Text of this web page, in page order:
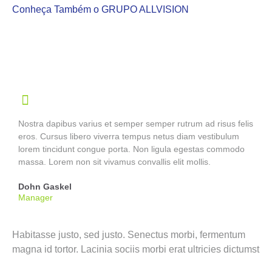
Conheça Também o GRUPO ALLVISION
Nostra dapibus varius et semper semper rutrum ad risus felis
eros. Cursus libero viverra tempus netus diam vestibulum
lorem tincidunt congue porta. Non ligula egestas commodo
massa. Lorem non sit vivamus convallis elit mollis.
Dohn Gaskel
Manager
Habitasse justo, sed justo. Senectus morbi, fermentum
magna id tortor. Lacinia sociis morbi erat ultricies dictumst